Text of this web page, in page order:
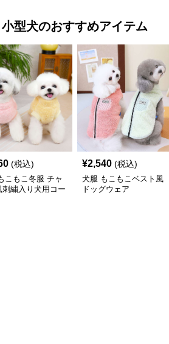
小型犬のおすすめアイテム
(税込)
こもこ冬服 チャ
刺繍入り犬用コー
¥2,540 (税込)
犬服 もこもこベスト風
ドッグウェア